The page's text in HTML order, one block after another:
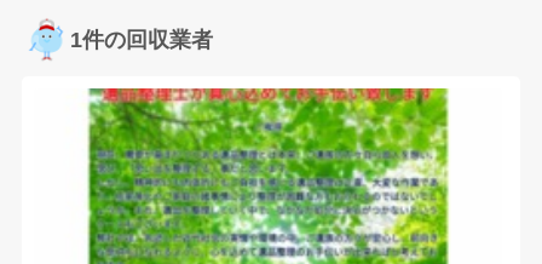
1件の回収業者